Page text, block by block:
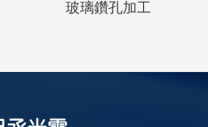
玻璃鑽孔加工